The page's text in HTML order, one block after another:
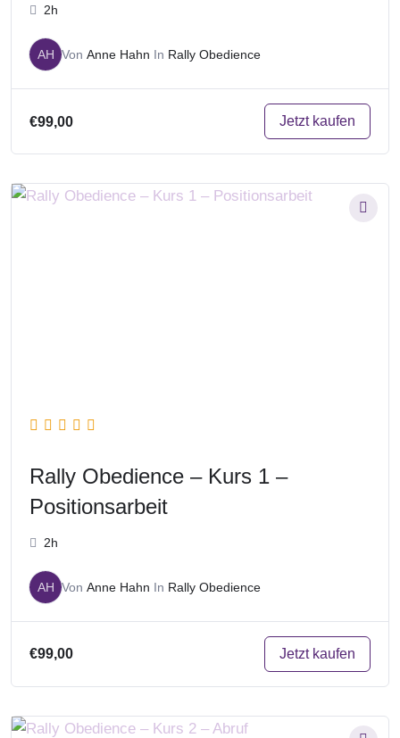
2h
AH Von Anne Hahn In Rally Obedience
€99,00 Jetzt kaufen
Rally Obedience – Kurs 1 –
Positionsarbeit
2h
AH Von Anne Hahn In Rally Obedience
€99,00 Jetzt kaufen